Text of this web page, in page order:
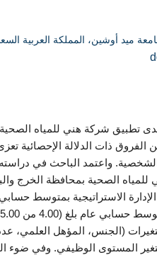
ميد أوشين، المملكة العربية
شركة هني للمياه الصحية
ذات الدلالة الإحصائية
واعتمد الباحث في
(الجنس، المؤهل العلمي،
المستوى الوظيفي. وفي ضوء